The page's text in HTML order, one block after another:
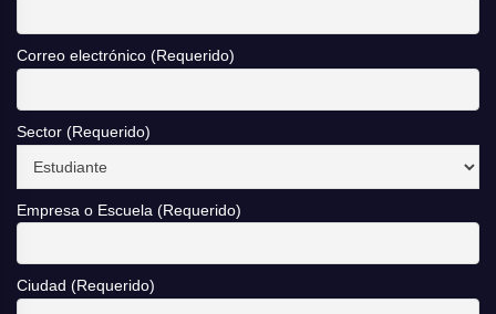
Correo electrónico (Requerido)
Sector (Requerido)
Empresa o Escuela (Requerido)
Ciudad (Requerido)